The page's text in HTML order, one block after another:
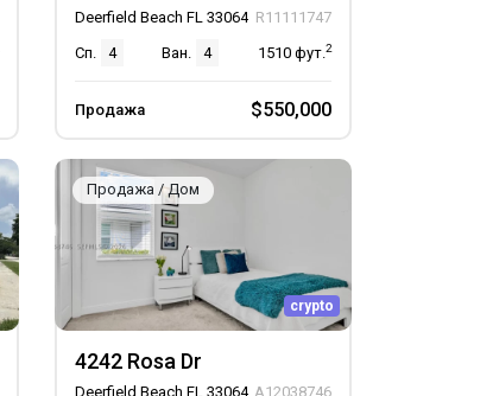
Deerfield Beach FL 33064 R11111747
Сп.
4 Ван. 4 1510 фут.2
Продажа $550,000
Продажа / Дом
crypto
4242 Rosa Dr
Deerfield Beach FL 33064 A12038746